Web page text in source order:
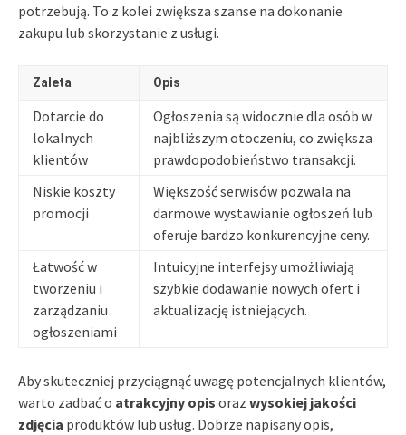
potrzebują. To z kolei zwiększa szanse na dokonanie
zakupu lub skorzystanie z usługi.
Zaleta Opis
Dotarcie do
lokalnych
klientów
Ogłoszenia są widocznie dla osób w
najbliższym otoczeniu, co zwiększa
prawdopodobieństwo transakcji.
Niskie koszty
promocji
Większość serwisów pozwala na
darmowe wystawianie ogłoszeń lub
oferuje bardzo konkurencyjne ceny.
Łatwość w
tworzeniu i
zarządzaniu
ogłoszeniami
Intuicyjne interfejsy umożliwiają
szybkie dodawanie nowych ofert i
aktualizację istniejących.
Aby skuteczniej przyciągnąć uwagę potencjalnych klientów,
warto zadbać o atrakcyjny opis oraz wysokiej jakości
zdjęcia produktów lub usług. Dobrze napisany opis,